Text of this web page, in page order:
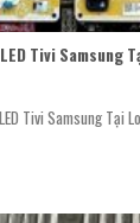
Tivi Samsung
Tivi Samsung